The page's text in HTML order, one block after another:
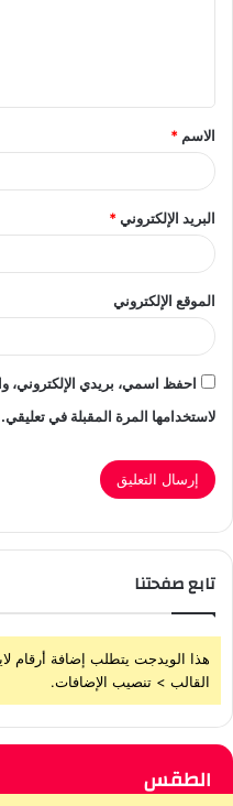
ق
*
الاسم *
البريد الإلكتروني*
الموقع الإلكتروني
احفظ اسمي، بريدي الإلكتروني،
لاستخدامها المرة المقبلة في تعليقي.
تابع صفحتنا
هذا الويدجت يتطلب إضافة أرقام
القالب > تنصيب الإضافات.
الطقس